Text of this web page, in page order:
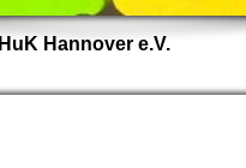
HuK Hannover e.V.